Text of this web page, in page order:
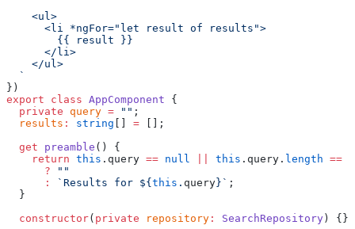
    <ul>
      <li *ngFor="let result of results">
        {{ result }}
      </li>
    </ul>
  `
})
export class AppComponent {
  private
query = "" ;
  results
: string = [];
  get
preamble () {
    return
this .query == null this .query. length ==
      ?
""
      :
`Results for ${ this . query}` ;
  }
  constructor
( private repository : SearchRepository ) {}